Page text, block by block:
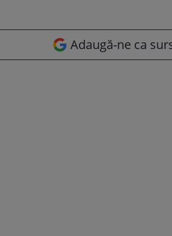
Adaugă-ne ca